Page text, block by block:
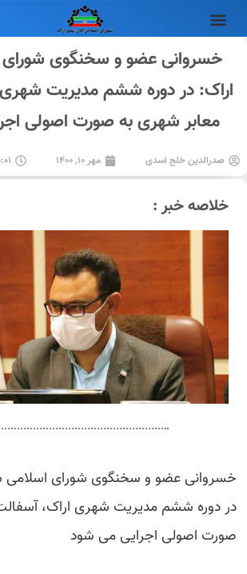
خسروانی عضو و سخنگوی شورای
اراک: در دوره ششم مدیریت شهری
معابر شهری به صورت اصولی
صدرالدین خلج اسدی مهر ۱۰, ۱۴۰۰ ۱۰:۰۱ ق٫ظ
خلاصه خبر :
خسروانی عضو و سخنگوی شورای اسلامی
در دوره ششم مدیریت شهری اراک،
صورت اصولی اجرایی می شود